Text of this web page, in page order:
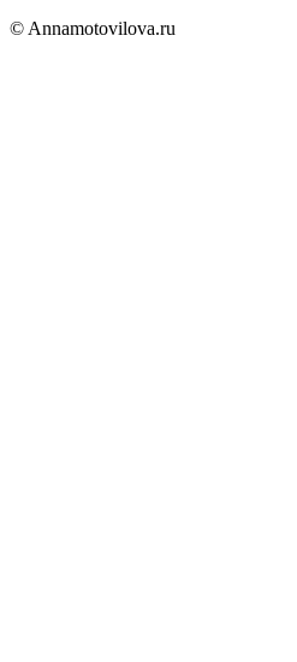
© Annamotovilova.ru